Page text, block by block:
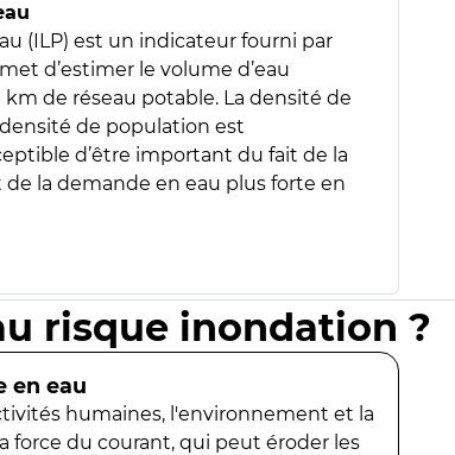
(ILP) est un indicateur fourni par
d’estimer le volume d’eau
de réseau potable. La densité de
de population est
d’être important du fait de la
la demande en eau plus forte en
risque inondation ?
en eau
humaines, l'environnement et la
force du courant, qui peut éroder les